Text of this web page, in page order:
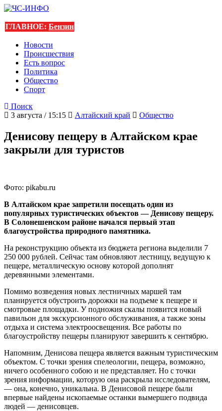
ГЛАВНОЕ: Бензин
Новости
Происшествия
Есть вопрос
Политика
Общество
Спорт
Поиск
3 августа / 15:15
Алтайский край Общество
Денисову пещеру в Алтайском крае
закрыли для туристов
Фото: pikabu.ru
В Алтайском крае запретили посещать один из
популярных туристических объектов — Денисову пещеру.
В Солонешенском районе начался первый этап
благоустройства природного памятника.
На реконструкцию объекта из бюджета региона выделили 7
250 000 рублей. Сейчас там обновляют лестницу, ведущую к
пещере, металлическую основу которой дополнят
деревянными элементами.
Помимо возведения новых лестничных маршей там
планируется обустроить дорожки на подъеме к пещере и
смотровые площадки. У подножия скалы появится новый
павильон для экскурсионного обслуживания, а также зоны
отдыха и система электроосвещения. Все работы по
благоустройству пещеры планируют завершить к сентябрю.
Напомним, Денисова пещера является важным туристическим
объектом. С точки зрения спелеологии, пещера, возможно,
ничего особенного собою и не представляет. Но с точки
зрения информации, которую она раскрыла исследователям,
— она, конечно, уникальна. В Денисовой пещере были
впервые найдены ископаемые останки вымершего подвида
людей — денисовцев.